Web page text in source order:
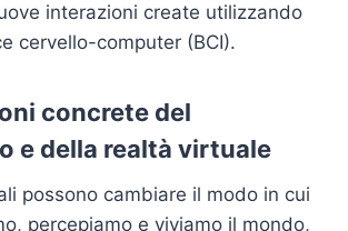
interazioni create utilizzando
cervello-computer (BCI).
concrete del
e della realtà virtuale
possono cambiare il modo in cui
percepiamo e viviamo il mondo,